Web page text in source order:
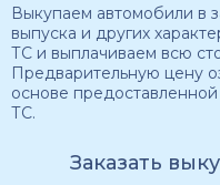
Выкупаем автомобили в
выпуска и других
ТС и выплачиваем всю
Предварительную цену
основе
ТС.
Заказать